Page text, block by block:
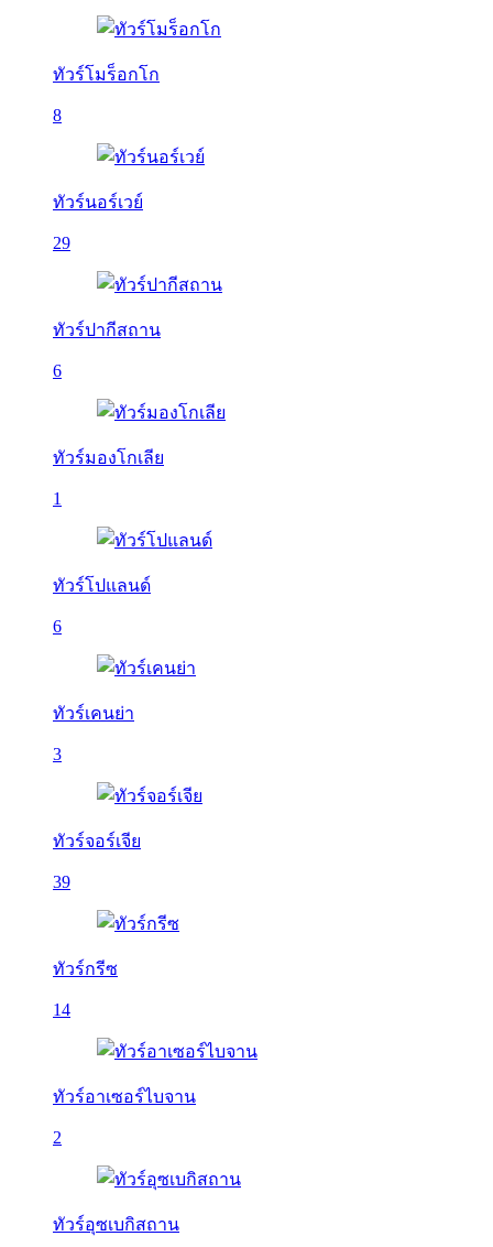
ทัวร์โมร็อกโก
8
ทัวร์นอร์เวย์
29
ทัวร์ปากีสถาน
6
ทัวร์มองโกเลีย
1
ทัวร์โปแลนด์
6
ทัวร์เคนย่า
3
ทัวร์จอร์เจีย
39
ทัวร์กรีซ
14
ทัวร์อาเซอร์ไบจาน
2
ทัวร์อุซเบกิสถาน